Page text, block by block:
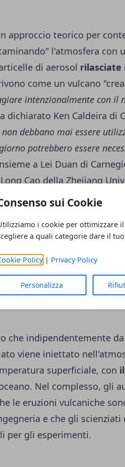
sui Cookie
i cookie per ottimizzare
a quali categorie dare il
Policy| Privacy Policy
Personalizza
approccio teorico per
l'atmosfera con
di aerosol
come un vulcano
intenzionalmente con il
dichiarato Ken Caldeira di
debbano mai essere
potrebbero essere
a Lei Duan di
Cao della Zhejiang
Institute of Science, hanno
di un'eruzione vulcanica e
usato modelli sofisticati
vulcano, che rilascia
pochi anni e di una
che richiede il
che indipendentemente
viene iniettato
superficiale, con
Nel complesso, gli
le eruzioni vulcaniche
e che gli scienziati
per gli esperimenti.